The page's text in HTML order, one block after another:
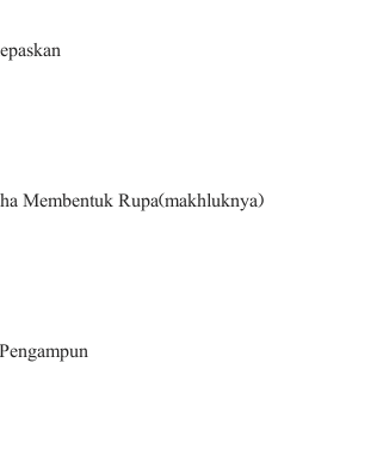
Membentuk Rupa(makhluknya)